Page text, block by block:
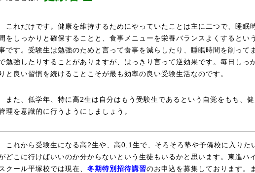
これだけです。健康を維持するためにやっていたことは主に二つで、睡眠
をしっかりと確保することと、食事メニューを栄養バランスよくするという
です。受験生は勉強のためと言って食事を減らしたり、睡眠時間を削ってま
勉強したりすることがありますが、はっきり言って逆効果です。毎日しっ
りと良い習慣を続けることこそが最も効率の良い受験生活なのです。
また、低学年、特に高2生は自分はもう受験生であるという自覚をもち、
理を意識的に行うようにしましょう。
これから受験生になる高2生や、高0,1生で、そろそろ塾や予備校に入りた
どこに行けばいいのか分からないという生徒もいるかと思います。東進ハ
スクール平塚校では現在、 冬期特別招待講習のお申込を募集しております。ま